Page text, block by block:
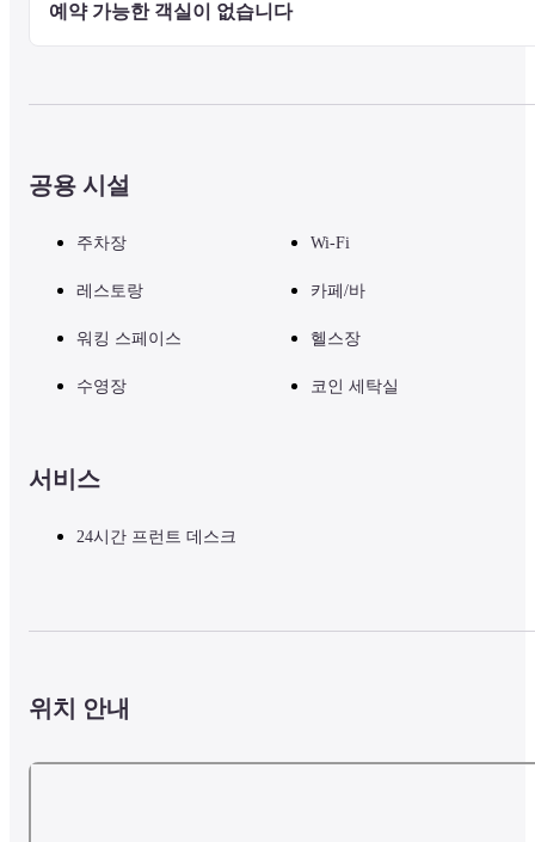
예약 가능한 객실이 없습니다
공용 시설
주차장 Wi-Fi
레스토랑 카페/바
워킹 스페이스 헬스장
수영장 코인 세탁실
서비스
24시간 프런트 데스크
위치 안내